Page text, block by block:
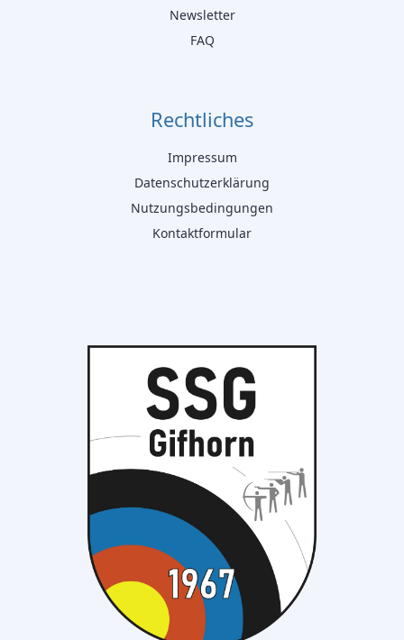
Newsletter
FAQ
Rechtliches
Impressum
Datenschutzerklärung
Nutzungsbedingungen
Kontaktformular